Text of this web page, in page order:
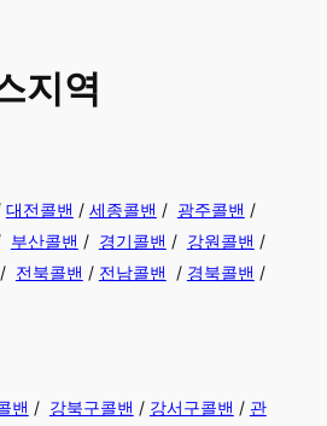
지역
대전콜밴 / 세종콜밴 / 광주콜밴 /
부산콜밴 / 경기콜밴 / 강원콜밴 /
/ 전북콜밴 / 전남콜밴 / 경북콜밴 /
밴 / 강북구콜밴 / 강서구콜밴 / 관